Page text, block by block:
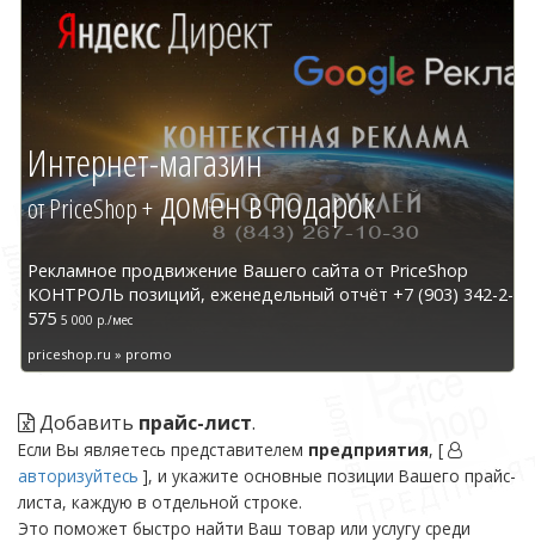
Интернет-магазин
от PriceShop +домен в подарок
Рекламное продвижение Вашего сайта от PriceShop
КОНТРОЛЬ позиций, еженедельный отчёт +7 (903) 342-2-
575 5 000 р./мес
priceshop.ru » promo
Добавить прайс-лист.
Если Вы являетесь представителем предприятия, [
авторизуйтесь ], и укажите основные позиции Вашего прайс-
листа, каждую в отдельной строке.
Это поможет быстро найти Ваш товар или услугу среди